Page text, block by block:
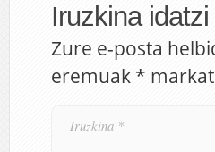
Iruzkina idatzi
Zure e-posta
eremuak *